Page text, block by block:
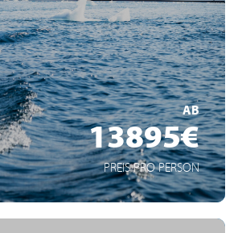
AB
13895€
PREIS PRO PERSON
in der Heimat von Rentieren,
Walrossen und Eisbären
Passage: imposante Fjordwelten mit
Wikingerhistorie
MEHR ERFAHREN